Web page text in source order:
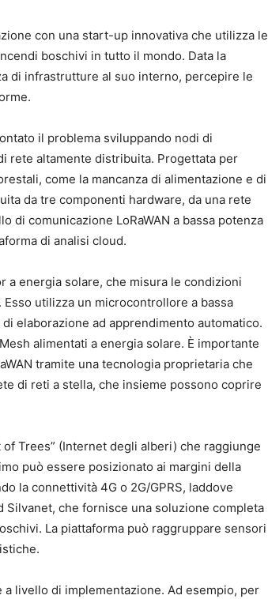
con una start-up innovativa che utilizza le
boschivi in tutto il mondo. Data la
di infrastrutture al suo interno, percepire le
il problema sviluppando nodi di
rete altamente distribuita. Progettata per
come la mancanza di alimentazione e di
da tre componenti hardware, da una rete
di comunicazione LoRaWAN a bassa potenza
di analisi cloud.
a energia solare, che misura le condizioni
utilizza un microcontrollore a bassa
elaborazione ad apprendimento automatico.
alimentati a energia solare. È importante
tramite una tecnologia proprietaria che
di reti a stella, che insieme possono coprire
Trees” (Internet degli alberi) che raggiunge
può essere posizionato ai margini della
la connettività 4G o 2G/GPRS, laddove
Silvanet, che fornisce una soluzione completa
La piattaforma può raggruppare sensori
a livello di implementazione. Ad esempio, per